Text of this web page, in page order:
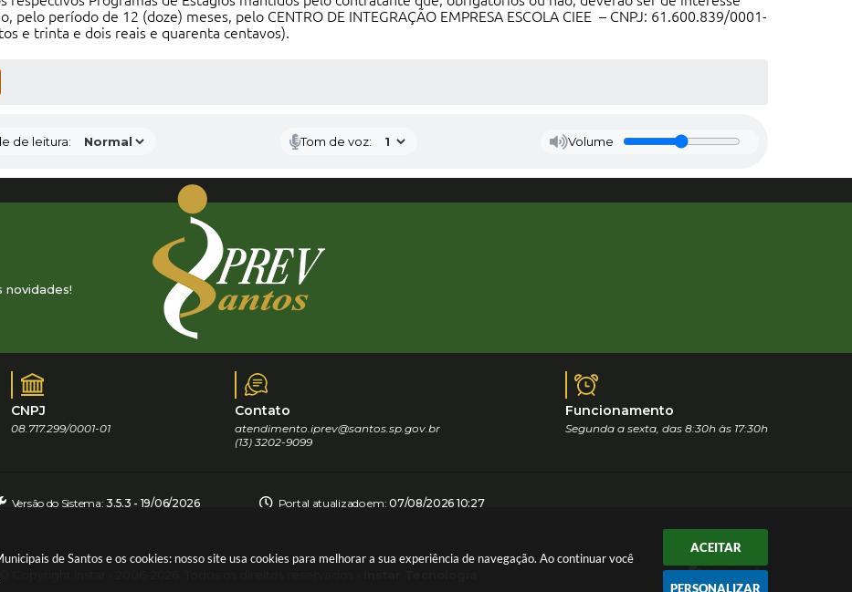
de Santos e os cookies: nosso site usa cookies para melhorar a sua experiência de navegação. Ao continuar você
ACEITAR
PERSONALIZAR
período de 12 (doze) meses, pelo CENTRO DE INTEGRAÇÃO EMPRESA ESCOLA CIEE – CNPJ: 61.600.839/0001-
e trinta e dois reais e quarenta centavos).
de leitura: Tom de voz: Volume
novidades!
CNPJ
08.717.299/0001-01
Contato
atendimento.iprev@santos.sp.gov.br
(13) 3202-9099
Funcionamento
Segunda a sexta, das 8:30h às 17:30h
Versão do Sistema:3.5.3 - 19/06/2026 Portal atualizado em:07/08/2026 10:27